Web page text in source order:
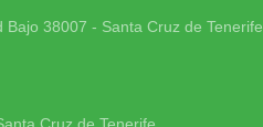
38007 - Santa Cruz de Tenerife